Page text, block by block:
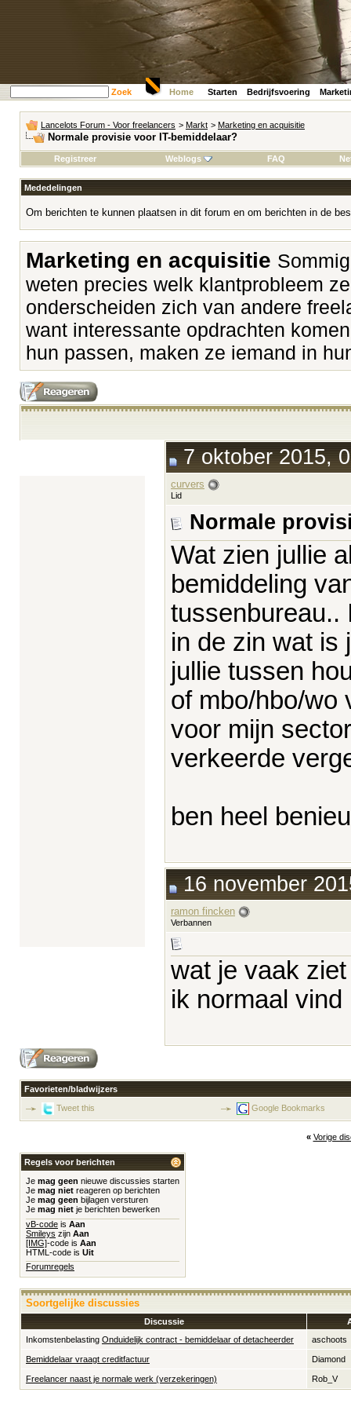
Zoek Home Starten Bedrijfsvoering
Lancelots Forum - Voor freelancers > Markt > Marketing en acquisitie
Normale provisie voor IT-bemiddelaar?
Registreer Weblogs FAQ
Mededelingen
Om berichten te kunnen plaatsen in dit forum en om berichten in de
Marketing en acquisitie
weten precies welk klantprobleem
onderscheiden zich van andere
want interessante opdrachten
hun passen, maken ze iemand in
7 oktober 2015,
curvers
Lid
Normale
Wat zien jullie
bemiddeling
tussenbureau..
in de zin wat is
jullie tussen
of mbo/hbo/wo
voor mijn
verkeerde
ben heel
16 november
ramon fincken
Verbannen
wat je vaak
ik normaal vind
Favorieten/bladwijzers
Tweet this
Google Bookmarks
« Vorige
Regels voor berichten
Je mag geen nieuwe discussies starten
Je mag niet reageren op berichten
Je mag geen bijlagen versturen
Je mag niet je berichten bewerken
vB-code is Aan
Smileys zijn Aan
[IMG]-code is Aan
HTML-code is Uit
Forumregels
Soortgelijke discussies
Discussie
Inkomstenbelasting Onduidelijk contract - bemiddelaar of detacheerder aschoots
Bemiddelaar vraagt creditfactuur Diamond
Freelancer naast je normale werk (verzekeringen) Rob_V